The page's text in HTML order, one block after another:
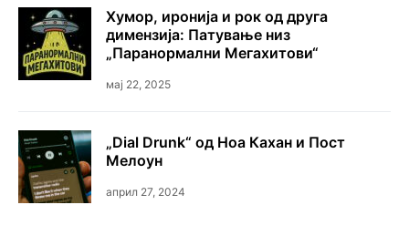
Хумор, иронија и рок од друга
димензија: Патување низ
„Паранормални Мегахитови“
мај 22, 2025
„Dial Drunk“ од Ноа Кахан и Пост
Мелоун
април 27, 2024